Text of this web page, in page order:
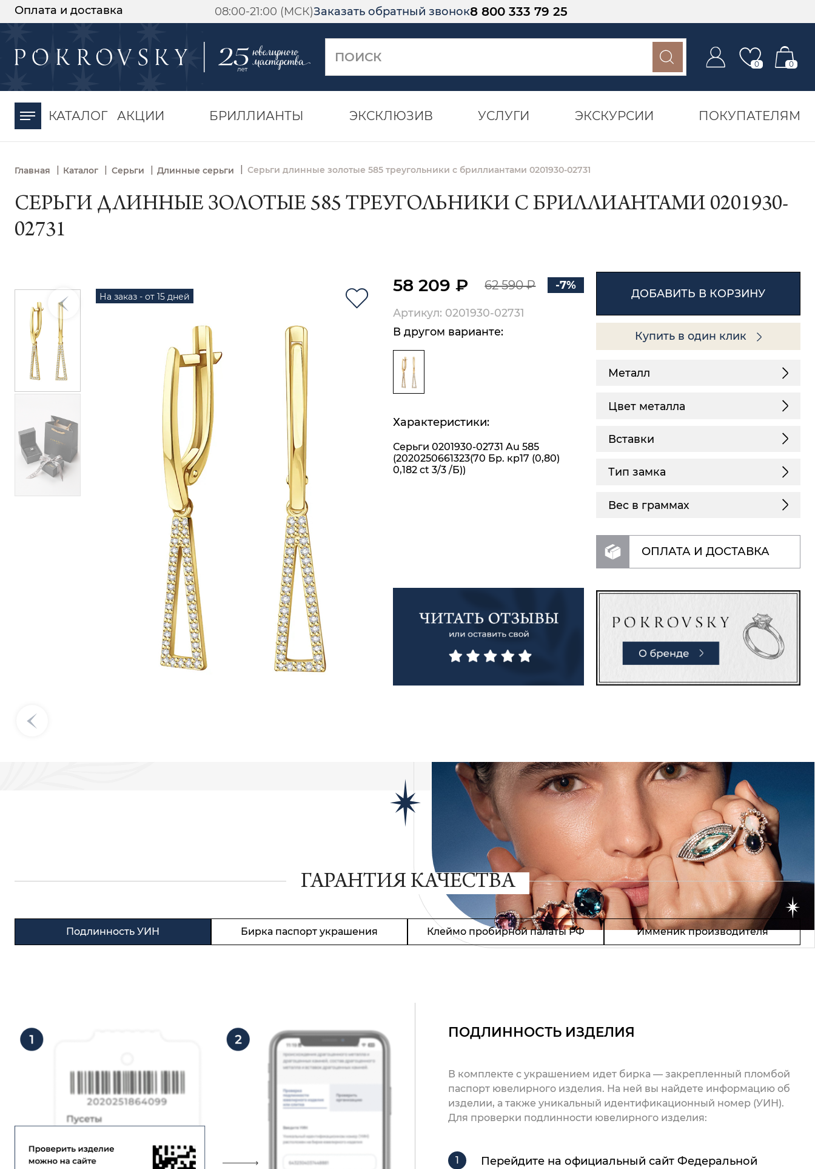
Оплата и доставка 08:00-21:00 (МСК)Заказать обратный звонок8 800 333 79 25
0 0
КАТАЛОГ АКЦИИ БРИЛЛИАНТЫ ЭКСКЛЮЗИВ УСЛУГИ ЭКСКУРСИИ ПОКУПАТЕЛЯМ
Главная | Каталог | Серьги | Длинные серьги Серьги длинные золотые 585 треугольники с бриллиантами 0201930-02731
СЕРЬГИ ДЛИННЫЕ ЗОЛОТЫЕ 585 ТРЕУГОЛЬНИКИ С БРИЛЛИАНТАМИ 0201930-
02731
На заказ - от 15 дней
58 209 ₽ 62 590 ₽ -7%
Артикул: 0201930-02731
В другом варианте:
Характеристики:
Серьги 0201930-02731 Au 585
(2020250661323(70 Бр. кр17 (0,80)
0,182 ct 3/3 /Б))
ДОБАВИТЬ В КОРЗИНУ
Купить в один клик
Металл
Цвет металла
Вставки
Тип замка
Вес в граммах
ОПЛАТА И ДОСТАВКА
ГАРАНТИЯ КАЧЕСТВА
Подлинность УИН Бирка паспорт украшения Клеймо пробирной палаты РФ Имменик производителя
ПОДЛИННОСТЬ ИЗДЕЛИЯ
В комплекте с украшением идет бирка — закрепленный пломбой
паспорт ювелирного изделия. На ней вы найдете информацию об
изделии, а также уникальный идентификационный номер (УИН).
Для проверки подлинности ювелирного изделия:
Перейдите на официальный сайт Федеральной
-30%
момента оплаты